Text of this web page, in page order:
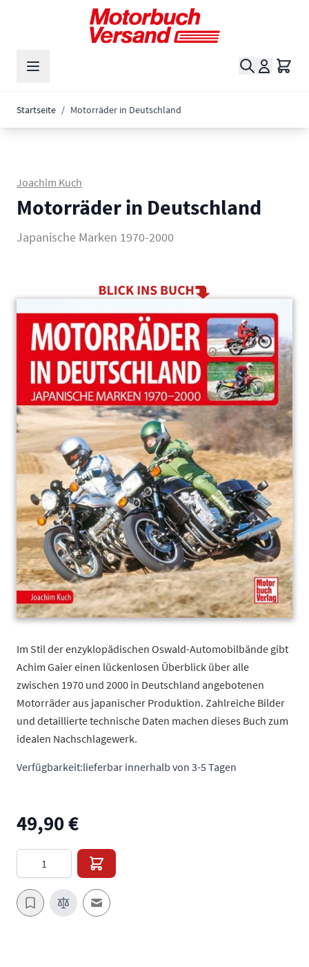
Zum Inhalt springen
Suche
Startseite / Motorräder in Deutschland
Joachim Kuch
Motorräder in Deutschland
Japanische Marken 1970-2000
Im Stil der enzyklopädischen Oswald-Automobilbände gibt
Achim Gaier einen lückenlosen Überblick über alle
zwischen 1970 und 2000 in Deutschland angebotenen
Motorräder aus japanischer Produktion. Zahlreiche Bilder
und detaillierte technische Daten machen dieses Buch zum
idealen Nachschlagewerk.
Verfügbarkeit:lieferbar innerhalb von 3-5 Tagen
49,90 €
E-Mail an einen Freund